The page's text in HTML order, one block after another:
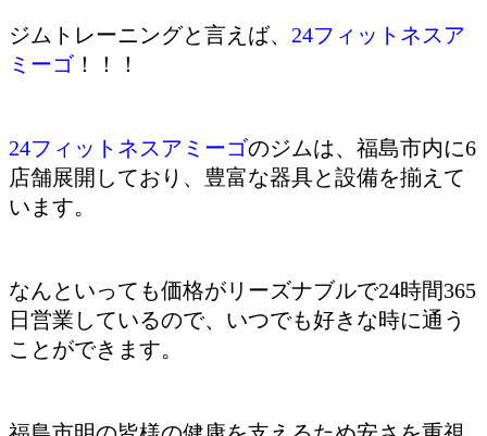
ジムトレーニングと言えば、 24フィットネスア
ミーゴ ！！！
24フィットネスアミーゴのジムは、福島市内に6
店舗展開しており、豊富な器具と設備を揃えて
います。
なんといっても価格がリーズナブルで24時間365
日営業しているので、いつでも好きな時に通う
ことができます。